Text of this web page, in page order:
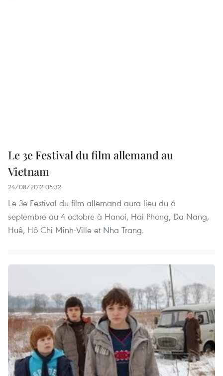
Le 3e Festival du film allemand au
Vietnam
24/08/2012 05:32
Le 3e Festival du film allemand aura lieu du 6
septembre au 4 octobre à Hanoi, Hai Phong, Da Nang,
Huê, Hô Chi Minh-Ville et Nha Trang.